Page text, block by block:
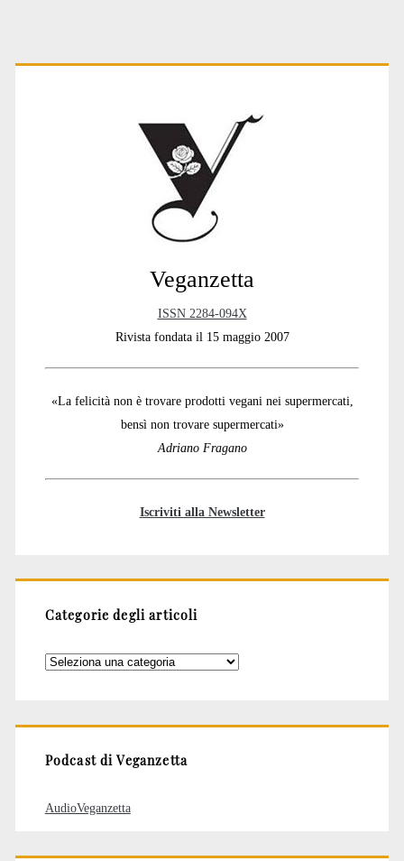
i
Primary
Veganzetta
ISSN 2284-094X
Rivista fondata il 15 maggio 2007
«La felicità non è trovare prodotti vegani nei supermercati,
bensì non trovare supermercati»
Adriano Fragano
Iscriviti alla Newsletter
Categorie degli articoli
Categorie
Podcast di Veganzetta
AudioVeganzetta